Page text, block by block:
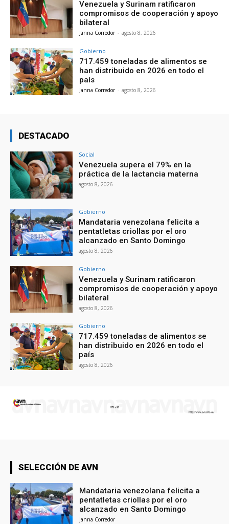
Venezuela y Surinam ratificaron
compromisos de cooperación y apoyo
bilateral
Janna Corredor - agosto 8, 2026
Gobierno
717.459 toneladas de alimentos se
han distribuido en 2026 en todo el
país
Janna Corredor - agosto 8, 2026
DESTACADO
Social
Venezuela supera el 79% en la
práctica de la lactancia materna
agosto 8, 2026
Gobierno
Mandataria venezolana felicita a
pentatletas criollas por el oro
alcanzado en Santo Domingo
agosto 8, 2026
Gobierno
Venezuela y Surinam ratificaron
compromisos de cooperación y apoyo
bilateral
agosto 8, 2026
Gobierno
717.459 toneladas de alimentos se
han distribuido en 2026 en todo el
país
agosto 8, 2026
SELECCIÓN DE AVN
Mandataria venezolana felicita a
pentatletas criollas por el oro
alcanzado en Santo Domingo
Janna Corredor